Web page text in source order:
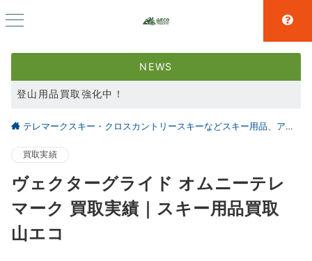
NEWS
登山用品買取強化中！
スキー用品買取強化中！
テレマークスキー・クロスカントリースキーなどスキー用品、アウトドア、キャンプ用品の買取なら仙台の【山とエコ】
買取実績
ヴェクターグライド オムニーテレ
マーク 買取実績｜スキー用品買取
山エコ